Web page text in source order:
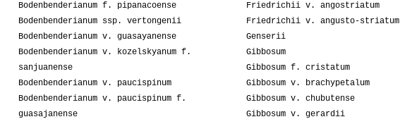
Bodenbenderianum f. pipanacoense
Bodenbenderianum ssp. vertongenii
Bodenbenderianum v. guasayanense
Bodenbenderianum v. kozelskyanum f.
sanjuanense
Bodenbenderianum v. paucispinum
Bodenbenderianum v. paucispinum f.
guasajanense
Friedrichii v. angostriatum
Friedrichii v. angusto-striatum
Genserii
Gibbosum
Gibbosum f. cristatum
Gibbosum v. brachypetalum
Gibbosum v. chubutense
Gibbosum v. gerardii